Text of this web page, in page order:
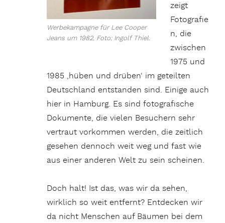
Werbekampagne für Lee Cooper
Jeans um 1982. Foto: Ingolf Thiel.
zeigt
Fotografie
n, die
zwischen
1975 und
1985 ‚hüben und drüben‘ im geteilten
Deutschland entstanden sind. Einige auch
hier in Hamburg. Es sind fotografische
Dokumente, die vielen Besuchern sehr
vertraut vorkommen werden, die zeitlich
gesehen dennoch weit weg und fast wie
aus einer anderen Welt zu sein scheinen.
Doch halt! Ist das, was wir da sehen,
wirklich so weit entfernt? Entdecken wir
da nicht Menschen auf Bäumen bei dem